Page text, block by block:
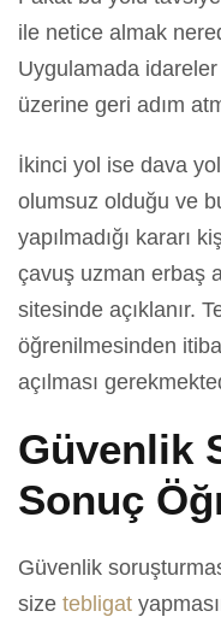
ile netice almak
Uygulamada
üzerine geri adım
İkinci yol ise dava
olumsuz olduğu ve
yapılmadığı kararı
çavuş uzman erbaş
sitesinde açıklanır.
öğrenilmesinden
açılması
Güvenlik
Sonuç
Güvenlik
size tebligat